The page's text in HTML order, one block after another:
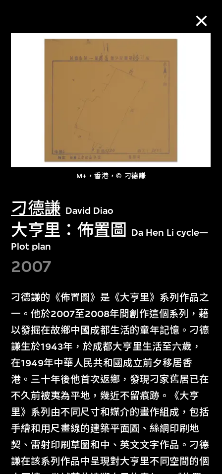
M+，香港，© 刁德謙
刁德謙 David Diao
大亨里：佈置圖
Da Hen Li cycle—
Plot plan
2007
刁德謙的《佈置圖》是《大亨里》系列作品之
一。他於2007至2008年間創作這個系列，藉
以發掘在故鄉中國成都生活的童年記憶。刁德
謙生於1943年，於成都大亨里生活至六歲，
在1949年中華人民共和國成立前夕移居香
港。三十年後他首次返鄉，發現刁家舊居已在
不久前被夷為平地，幾近不留痕跡。《大亨
里》系列由不同尺寸和媒介的畫作組成，包括
手繪和用尺畫線的建築平面圖、絲網印刷地
契、雷射印刷草圖和中、英文文字作品。刁德
謙在該系列作品中呈現對大亨里不同空間的個
M+藏品
關於M+藏品
文化藏品。